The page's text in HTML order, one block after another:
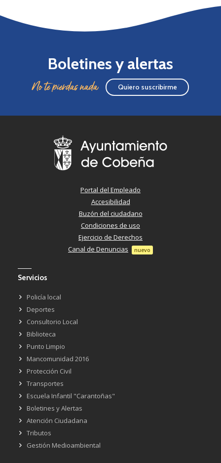
Boletines y alertas
No te pierdas nada Quiero suscribirme
Portal del Empleado
Accesibilidad
Buzón del ciudadano
Condiciones de uso
Ejercicio de Derechos
Canal de Denuncias
nuevo
Servicios
Policía local
Deportes
Consultorio Local
Biblioteca
Punto Limpio
Mancomunidad 2016
Protección Civil
Transportes
Escuela Infantil "Carantoñas"
Boletines y Alertas
Atención Ciudadana
Tributos
Gestión Medioambiental